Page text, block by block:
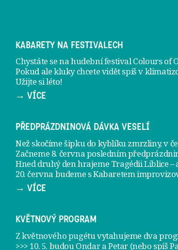
KABARETY NA FESTIVALECH
Chystáte se na hudební festival Colours
Pokud ale kluky chcete vidět spíš v
Užijte si léto!
→ VÍCE
PŘEDPRÁZDNINOVÁ DÁVKA VESELÍ
Než skočíme šipku do kyblíku zmrzliny, v
Začneme 8. června posledním
Hned druhý den hrajeme Tragédii Liblice–
20. června budeme s Kabaretem
→ VÍCE
KVĚTNOVÝ PROGRAM
Z květnového pugétu vytahujeme dva
>>> 10. 5. budou Ondar a Petar (nebo spíš